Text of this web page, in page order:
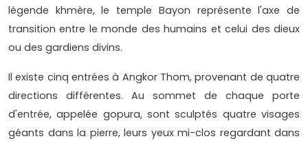
légende khmère, le temple Bayon représente l'axe de
transition entre le monde des humains et celui des dieux
ou des gardiens divins.
Il existe cinq entrées à Angkor Thom, provenant de quatre
directions différentes. Au sommet de chaque porte
d'entrée, appelée gopura, sont sculptés quatre visages
géants dans la pierre, leurs yeux mi-clos regardant dans